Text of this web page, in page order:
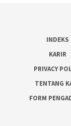
INDEKS
KARIR
PRIVACY
TENTANG
FORM